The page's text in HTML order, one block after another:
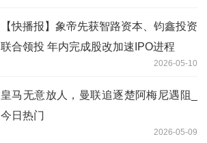
【快播报】象帝先获智路资本、钧鑫投资
联合领投 年内完成股改加速IPO进程
2026-05-10
皇马无意放人，曼联追逐楚阿梅尼遇阻_
今日热门
2026-05-09